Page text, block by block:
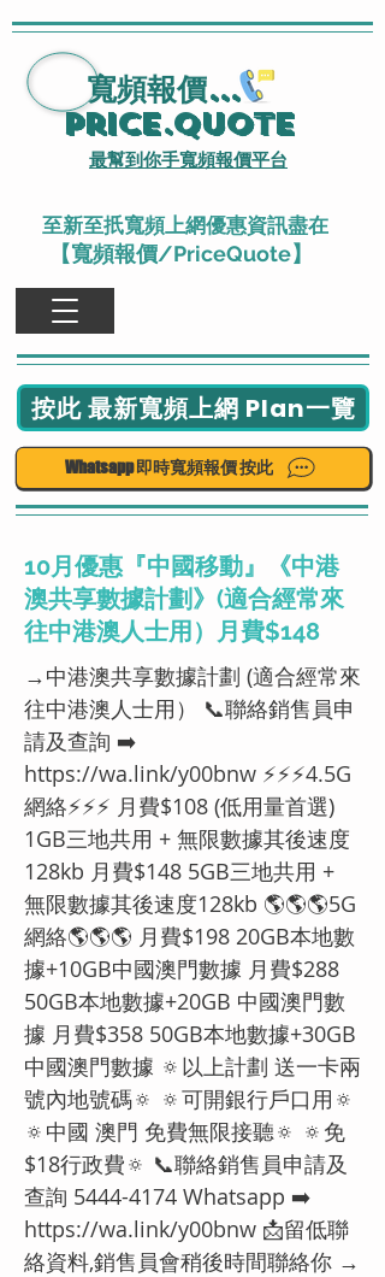
寬頻報價...
Price.Quote
最幫到你手寬頻報價平台
至新至扺寬頻上網優惠資訊盡在
【寬頻報價/PriceQuote】
按此 最新寬頻上網 Plan一覽
Whatsapp 即時寬頻報價 按此
10月優惠『中國移動』《中港
澳共享數據計劃》(適合經常來
往中港澳人士用）月費$148
→中港澳共享數據計劃 (適合經常來
往中港澳人士用） 📞聯絡銷售員申
請及查詢 ➡️
https://wa.link/y00bnw ⚡️⚡️⚡️4.5G
網絡⚡️⚡️⚡️ 月費$108 (低用量首選)
1GB三地共用 + 無限數據其後速度
128kb 月費$148 5GB三地共用 +
無限數據其後速度128kb 🌎🌎🌎5G
網絡🌎🌎🌎 月費$198 20GB本地數
據+10GB中國澳門數據 月費$288
50GB本地數據+20GB 中國澳門數
據 月費$358 50GB本地數據+30GB
中國澳門數據 🔅以上計劃 送一卡兩
號內地號碼🔅 🔅可開銀行戶口用🔅
🔅中國 澳門 免費無限接聽🔅 🔅免
$18行政費🔅 📞聯絡銷售員申請及
查詢 5444-4174 Whatsapp ➡️
https://wa.link/y00bnw 📩留低聯
絡資料,銷售員會稍後時間聯絡你 →